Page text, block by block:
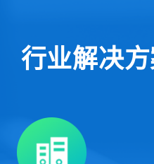
行业解决